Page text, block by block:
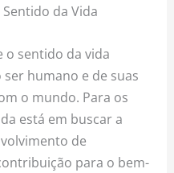
da Vida
o sentido da vida
humano e de suas
o mundo. Para os
está em buscar a
de
para o bem-